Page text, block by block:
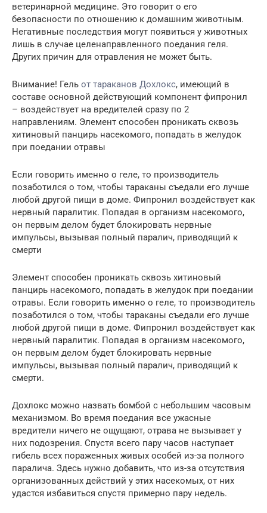
ветеринарной медицине. Это говорит о его
безопасности по отношению к домашним животным.
Негативные последствия могут появиться у животных
лишь в случае целенаправленного поедания геля.
Других причин для отравления не может быть.
Внимание! Гель от тараканов Дохлокс, имеющий в
составе основной действующий компонент фипронил
– воздействует на вредителей сразу по 2
направлениям. Элемент способен проникать сквозь
хитиновый панцирь насекомого, попадать в желудок
при поедании отравы
Если говорить именно о геле, то производитель
позаботился о том, чтобы тараканы съедали его лучше
любой другой пищи в доме. Фипронил воздействует как
нервный паралитик. Попадая в организм насекомого,
он первым делом будет блокировать нервные
импульсы, вызывая полный паралич, приводящий к
смерти
Элемент способен проникать сквозь хитиновый
панцирь насекомого, попадать в желудок при поедании
отравы. Если говорить именно о геле, то производитель
позаботился о том, чтобы тараканы съедали его лучше
любой другой пищи в доме. Фипронил воздействует как
нервный паралитик. Попадая в организм насекомого,
он первым делом будет блокировать нервные
импульсы, вызывая полный паралич, приводящий к
смерти.
Дохлокс можно назвать бомбой с небольшим часовым
механизмом. Во время поедания все ужасные
вредители ничего не ощущают, отрава не вызывает у
них подозрения. Спустя всего пару часов наступает
гибель всех пораженных живых особей из-за полного
паралича. Здесь нужно добавить, что из-за отсутствия
организованных действий у этих насекомых, от них
удастся избавиться спустя примерно пару недель.